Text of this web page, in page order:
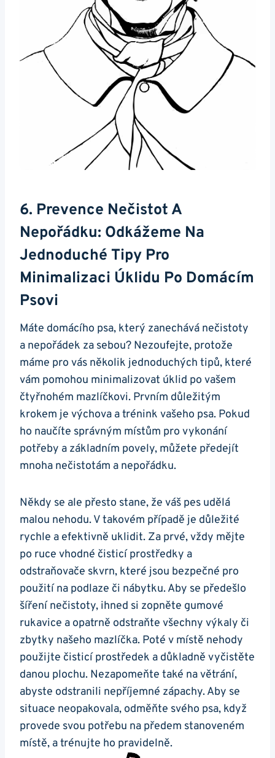
6. Prevence Nečistot A
Nepořádku: Odkážeme Na
Jednoduché Tipy Pro
Minimalizaci Úklidu Po Domácím
Psovi
Máte domácího psa, který zanechává nečistoty
a nepořádek za sebou? Nezoufejte, protože
máme pro vás několik jednoduchých tipů, které
vám pomohou minimalizovat úklid po vašem
čtyřnohém mazlíčkovi. Prvním důležitým
krokem je výchova a trénink vašeho psa. Pokud
ho naučíte správným místům pro vykonání
potřeby a základním povely, můžete předejít
mnoha nečistotám a nepořádku.
Někdy se ale přesto stane, že váš pes udělá
malou nehodu. V takovém případě je důležité
rychle a efektivně uklidit. Za prvé, vždy mějte
po ruce vhodné čisticí prostředky a
odstraňovače skvrn, které jsou bezpečné pro
použití na podlaze či nábytku. Aby se předešlo
šíření nečistoty, ihned si zopněte gumové
rukavice a opatrně odstraňte všechny výkaly či
zbytky našeho mazlíčka. Poté v místě nehody
použijte čisticí prostředek a důkladně vyčistěte
danou plochu. Nezapomeňte také na větrání,
abyste odstranili nepříjemné zápachy. Aby se
situace neopakovala, odměňte svého psa, když
provede svou potřebu na předem stanoveném
místě, a trénujte ho pravidelně.